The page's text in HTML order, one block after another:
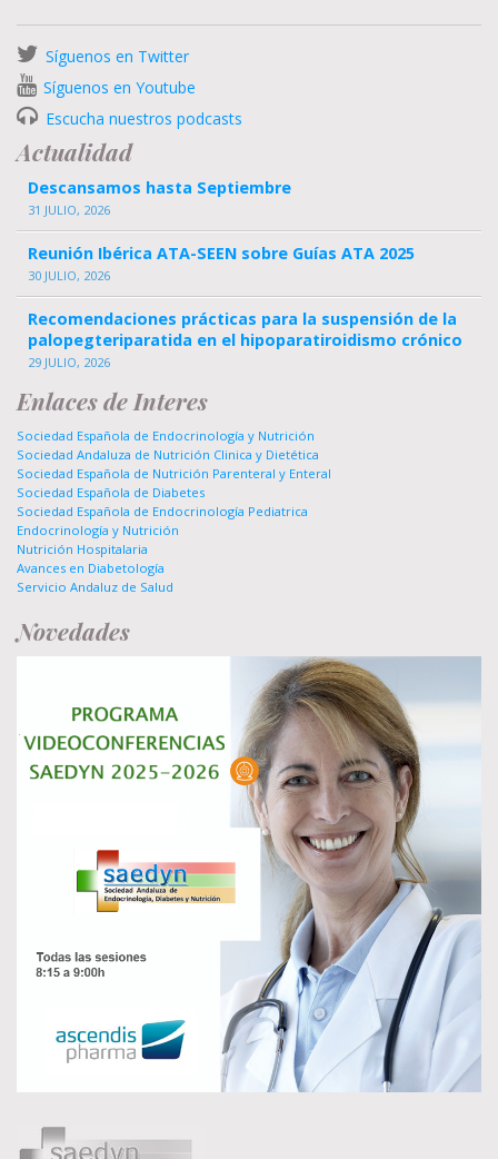
Síguenos en Twitter
Síguenos en Youtube
Escucha nuestros podcasts
Actualidad
Descansamos hasta Septiembre
31 JULIO, 2026
Reunión Ibérica ATA-SEEN sobre Guías ATA 2025
30 JULIO, 2026
Recomendaciones prácticas para la suspensión de la
palopegteriparatida en el hipoparatiroidismo crónico
29 JULIO, 2026
Enlaces de Interes
Sociedad Española de Endocrinología y Nutrición
Sociedad Andaluza de Nutrición Clinica y Dietética
Sociedad Española de Nutrición Parenteral y Enteral
Sociedad Española de Diabetes
Sociedad Española de Endocrinología Pediatrica
Endocrinología y Nutrición
Nutrición Hospitalaria
Avances en Diabetología
Servicio Andaluz de Salud
Novedades